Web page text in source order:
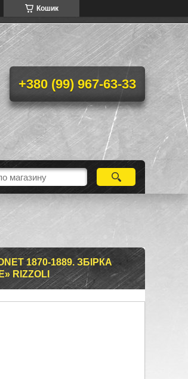
Кошик
+380 (99) 967-63-33
1870-1889. ЗБІРКА
RIZZOLI